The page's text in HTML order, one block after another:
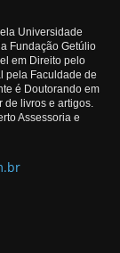
Universidade
Fundação Getúlio
em Direito pelo
pela Faculdade de
é Doutorando em
de livros e artigos.
Assessoria e